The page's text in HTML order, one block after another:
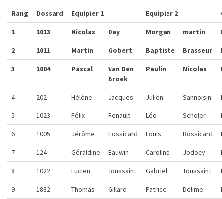
Rang Dossard Equipier 1 Equipier 2
1 1013 Nicolas Day Morgan martin
2 1011 Martin Gobert Baptiste Brasseur
3 1004 Pascal
Van Den
Broek
Paulin Nicolas
4 202 Hélène Jacques Julien Sannoisin
5 1023 Félix Renault Léo Scholer
6 1005 Jérôme Bossicard Louis Bossicard
7 124 Géraldine Bauwin Caroline Jodocy
8 1022 Lucien Toussaint Gabriel Toussaint
9 1882 Thomas Gillard Patrice Delime